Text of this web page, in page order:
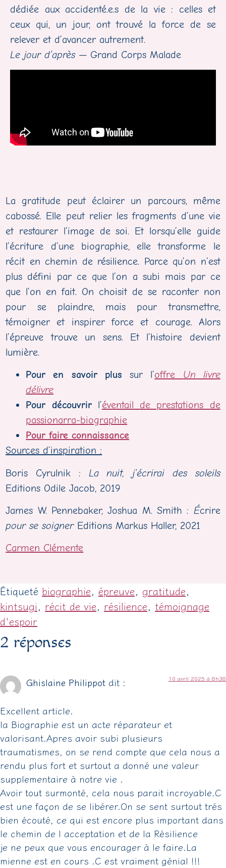
dédiée aux accidenté.e.s de la vie : celles et
ceux qui, un jour, ont trouvé la force de se
relever et d’avancer autrement.
Le jour d’après— Grand Corps Malade
La gratitude peut éclairer un parcours, même
cabossé. Elle peut relier les fragments d’une vie
et restaurer l’image de soi. Et lorsqu’elle guide
l’écriture d’une biographie, elle transforme le
récit en chemin de résilience. Parce qu’on n’est
plus défini par ce que l’on a subi mais par ce
que l’on en fait. On choisit de se raconter non
pour se plaindre, mais pour transmettre,
témoigner et inspirer force et courage. Alors
l’épreuve trouve un sens. Et l’histoire devient
lumière.
Pour en savoir plus sur l’offre Un livre
délivre
Pour découvrirl’éventail de prestations de
passionarra-biographie
Pour faire connaissance
Sources d’inspiration :
Boris Cyrulnik : La nuit, j’écrirai des soleils
Editions Odile Jacob, 2019
James W. Pennebaker, Joshua M. Smith : Écrire
pour se soigner Editions Markus Haller, 2021
Carmen Clémente
Étiqueté biographie, épreuve, gratitude,
kintsugi, récit de vie, résilience, témoignage
d'espoir
2 réponses
Ghislaine Philippot dit : 10 avril 2025 à 8h38
Excellent article.
la Biographie est un acte réparateur et
valorisant.Apres avoir subi plusieurs
traumatismes, on se rend compte que cela nous a
rendu plus fort et surtout a donné une valeur
supplementaire à notre vie .
Avoir tout surmonté, cela nous parait incroyable.C
est une façon de se libérer.On se sent surtout trés
bien écouté, ce qui est encore plus important dans
le chemin de l acceptation et de la Résilience
je ne peux que vous encourager à le faire.La
mienne est en cours .C est vraiment génial !!!